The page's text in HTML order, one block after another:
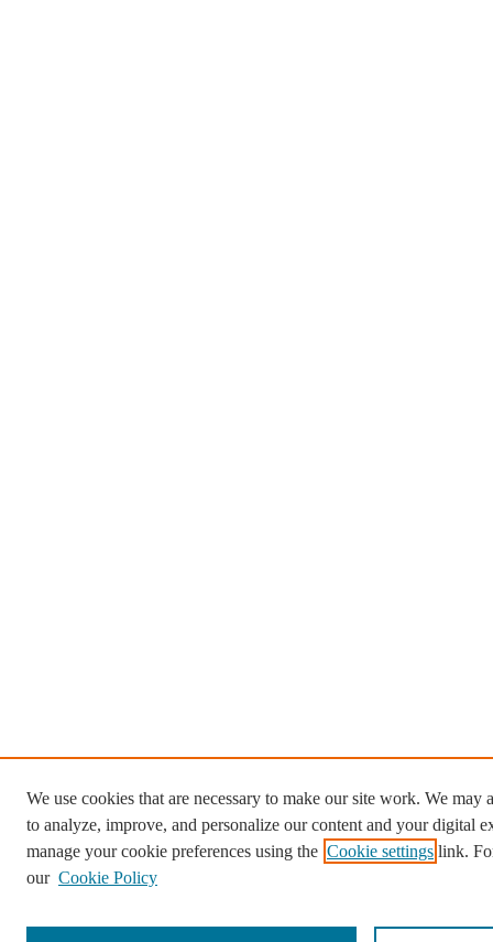
We use cookies that are necessary to make our site work. We may
to analyze, improve, and personalize our content and your digital
manage your cookie preferences using the Cookie settings link.
our Cookie Policy